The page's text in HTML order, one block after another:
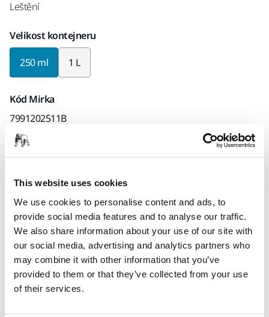
This website uses cookies
We use cookies to personalise content and ads, to
provide social media features and to analyse our traffic.
We also share information about your use of our site with
our social media, advertising and analytics partners who
may combine it with other information that you’ve
provided to them or that they’ve collected from your use
of their services.
Leštění
Velikost kontejneru
250 ml 1 L
Kód Mirka
7991202511B
Technické údaje Ke stažení
Polarshine® 12 Black is a water-based silicone-free polishing
compound designed to quickly and permanently remove
sanding scratches on industrial paints from P2000 and finer,
leaving a hologram-free deep gloss finish. Specifically